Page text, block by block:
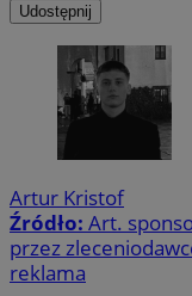
Udostępnij
Artur Kristof
Źródło: Art.
przez
reklama